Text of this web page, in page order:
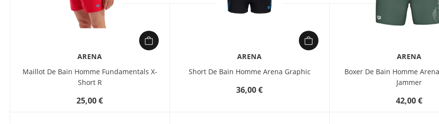
ARENA
Maillot De Bain Homme Fundamentals X-
Short R
25,00 €
ARENA
Short De Bain Homme Arena Graphic
36,00 €
ARENA
Boxer De Bain Homme
Jammer
42,00 €